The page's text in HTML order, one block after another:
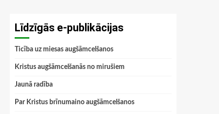
Līdzīgās e-publikācijas
Ticība uz miesas augšāmcelšanos
Kristus augšāmcelšanās no mirušiem
Jaunā radība
Par Kristus brīnumaino augšāmcelšanos